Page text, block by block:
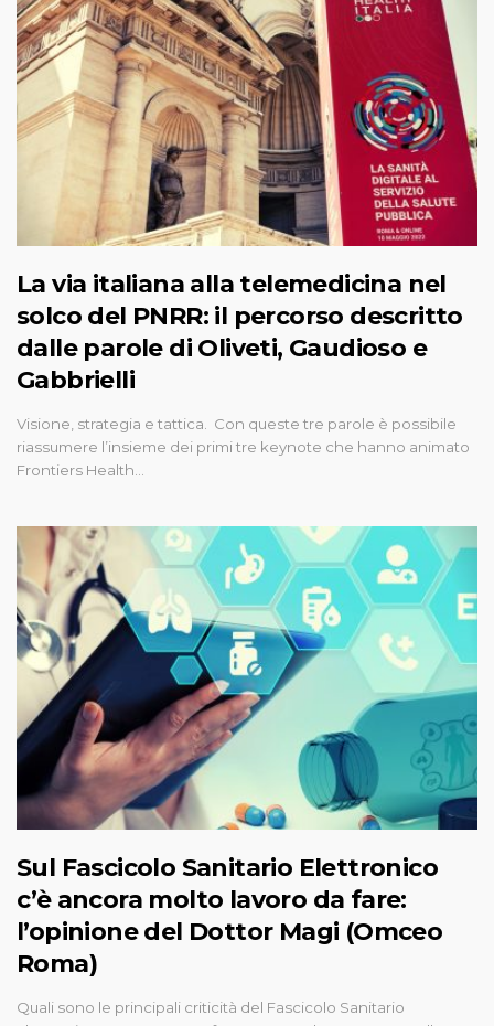
La via italiana alla telemedicina nel
solco del PNRR: il percorso descritto
dalle parole di Oliveti, Gaudioso e
Gabbrielli
Visione, strategia e tattica. Con queste tre parole è possibile
riassumere l’insieme dei primi tre keynote che hanno animato
Frontiers Health…
Sul Fascicolo Sanitario Elettronico
c’è ancora molto lavoro da fare:
l’opinione del Dottor Magi (Omceo
Roma)
Quali sono le principali criticità del Fascicolo Sanitario